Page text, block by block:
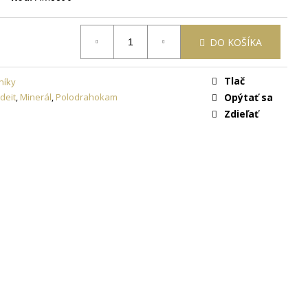
DO KOŠÍKA
Minerál Polodrahokam
Tlač
Opýtať sa
Zdieľať